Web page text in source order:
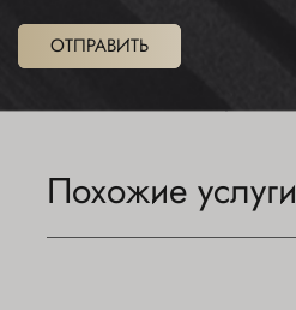
ОТПРАВИТЬ
Похожие услуги